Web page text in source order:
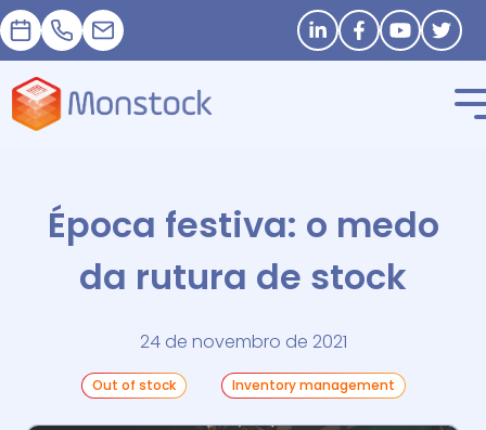
Nomeação
+33 1 83 62 25 41
contact@monstock.net Stay in touch
Época festiva: o medo
da rutura de stock
24 de novembro de 2021
Out of stock Inventory management